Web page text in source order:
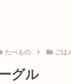
たべもの ごは
グル